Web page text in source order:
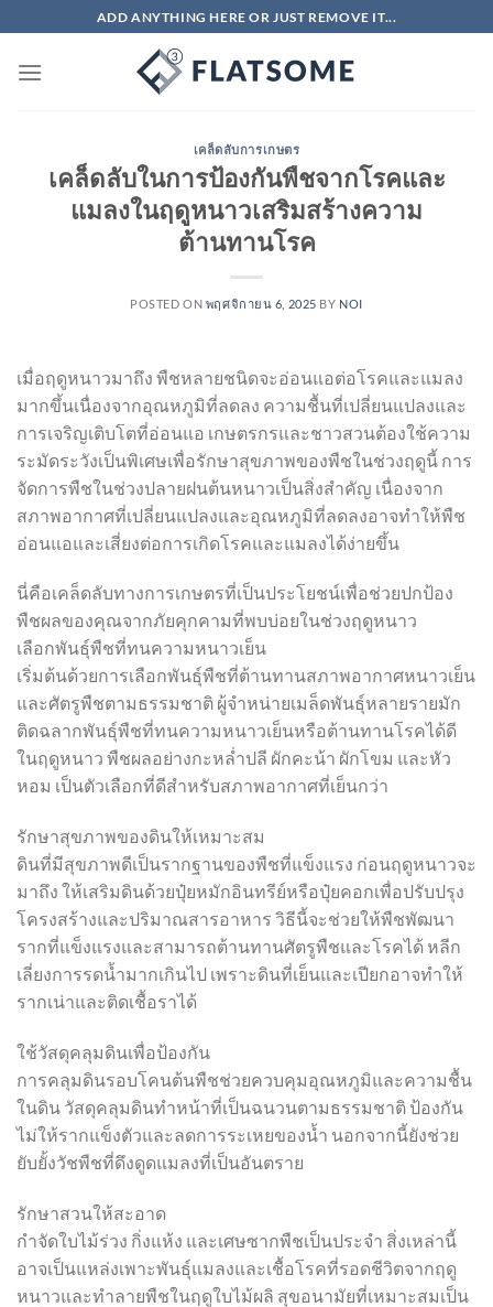
ไป
ADD ANYTHING HERE OR JUST REMOVE IT...
เคล็ดลับการเกษตร
เคล็ดลับในการป้องกันพืชจากโรคและ
แมลงในฤดูหนาวเสริมสร้างความ
ต้านทานโรค
POSTED ON พฤศจิกายน 6, 2025 BY NOI
เมื่อฤดูหนาวมาถึง พืชหลายชนิดจะอ่อนแอต่อโรคและแมลง
มากขึ้นเนื่องจากอุณหภูมิที่ลดลง ความชื้นที่เปลี่ยนแปลงและ
การเจริญเติบโตที่อ่อนแอ เกษตรกรและชาวสวนต้องใช้ความ
ระมัดระวังเป็นพิเศษเพื่อรักษาสุขภาพของพืชในช่วงฤดูนี้ การ
จัดการพืชในช่วงปลายฝนต้นหนาวเป็นสิ่งสำคัญ เนื่องจาก
สภาพอากาศที่เปลี่ยนแปลงและอุณหภูมิที่ลดลงอาจทำให้พืช
อ่อนแอและเสี่ยงต่อการเกิดโรคและแมลงได้ง่ายขึ้น
นี่คือเคล็ดลับทางการเกษตรที่เป็นประโยชน์เพื่อช่วยปกป้อง
พืชผลของคุณจากภัยคุกคามที่พบบ่อยในช่วงฤดูหนาว
เลือกพันธุ์พืชที่ทนความหนาวเย็น
เริ่มต้นด้วยการเลือกพันธุ์พืชที่ต้านทานสภาพอากาศหนาวเย็น
และศัตรูพืชตามธรรมชาติ ผู้จำหน่ายเมล็ดพันธุ์หลายรายมัก
ติดฉลากพันธุ์พืชที่ทนความหนาวเย็นหรือต้านทานโรคได้ดี
ในฤดูหนาว พืชผลอย่างกะหล่ำปลี ผักคะน้า ผักโขม และหัว
หอม เป็นตัวเลือกที่ดีสำหรับสภาพอากาศที่เย็นกว่า
รักษาสุขภาพของดินให้เหมาะสม
ดินที่มีสุขภาพดีเป็นรากฐานของพืชที่แข็งแรง ก่อนฤดูหนาวจะ
มาถึง ให้เสริมดินด้วยปุ๋ยหมักอินทรีย์หรือปุ๋ยคอกเพื่อปรับปรุง
โครงสร้างและปริมาณสารอาหาร วิธีนี้จะช่วยให้พืชพัฒนา
รากที่แข็งแรงและสามารถต้านทานศัตรูพืชและโรคได้ หลีก
เลี่ยงการรดน้ำมากเกินไป เพราะดินที่เย็นและเปียกอาจทำให้
รากเน่าและติดเชื้อราได้
ใช้วัสดุคลุมดินเพื่อป้องกัน
การคลุมดินรอบโคนต้นพืชช่วยควบคุมอุณหภูมิและความชื้น
ในดิน วัสดุคลุมดินทำหน้าที่เป็นฉนวนตามธรรมชาติ ป้องกัน
ไม่ให้รากแข็งตัวและลดการระเหยของน้ำ นอกจากนี้ยังช่วย
ยับยั้งวัชพืชที่ดึงดูดแมลงที่เป็นอันตราย
รักษาสวนให้สะอาด
กำจัดใบไม้ร่วง กิ่งแห้ง และเศษซากพืชเป็นประจำ สิ่งเหล่านี้
อาจเป็นแหล่งเพาะพันธุ์แมลงและเชื้อโรคที่รอดชีวิตจากฤดู
หนาวและทำลายพืชในฤดูใบไม้ผลิ สุขอนามัยที่เหมาะสมเป็น